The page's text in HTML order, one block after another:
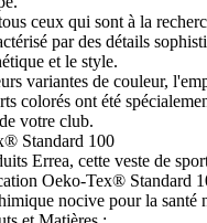
ceux qui sont à la
par des détails
et le style.
variantes de couleur,
colorés ont été
votre club.
Standard 100
Errea, cette veste de
Oeko-Tex® Standard
nocive pour la santé